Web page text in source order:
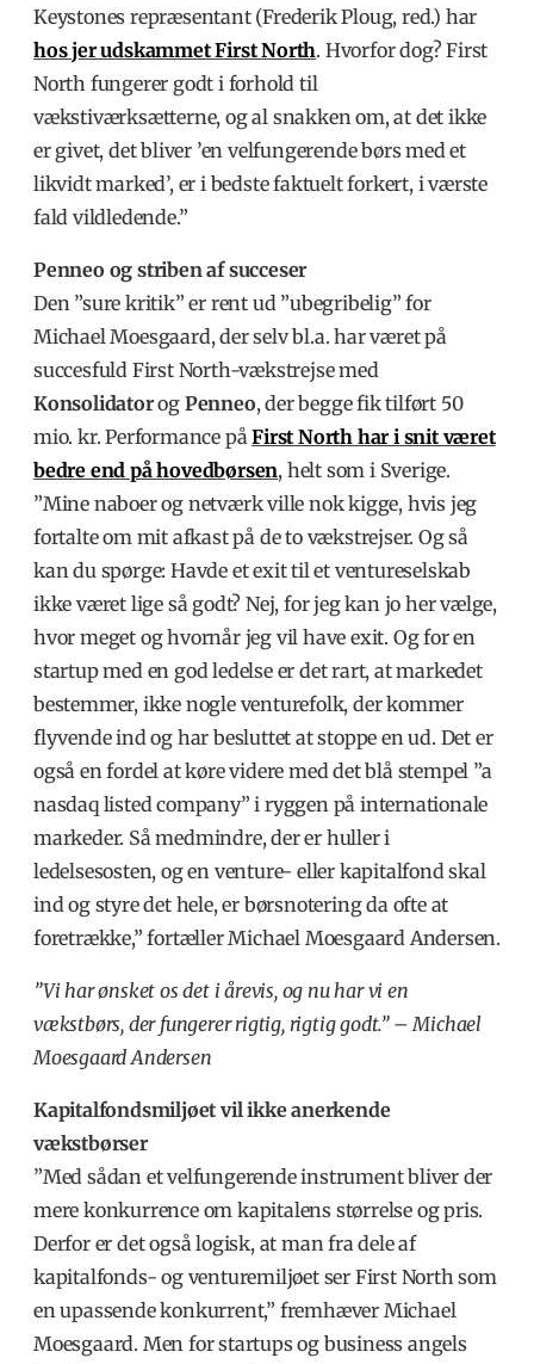
Keystones repræsentant (Frederik Ploug, red.) har
hos jer udskammet First North. Hvorfor dog? First
North fungerer godt i forhold til
vækstiværksætterne, og al snakken om, at det ikke
er givet, det bliver ’en velfungerende børs med et
likvidt marked’, er i bedste faktuelt forkert, i værste
fald vildledende.”
Penneo og striben af succeser
Den ”sure kritik” er rent ud ”ubegribelig” for
Michael Moesgaard, der selv bl.a. har været på
succesfuld First North-vækstrejse med
Konsolidatorog Penneo, der begge fik tilført 50
mio. kr. Performance påFirst North har i snit været
bedre end på hovedbørsen, helt som i Sverige.
”Mine naboer og netværk ville nok kigge, hvis jeg
fortalte om mit afkast på de to vækstrejser. Og så
kan du spørge: Havde et exit til et ventureselskab
ikke været lige så godt? Nej, for jeg kan jo her vælge,
hvor meget og hvornår jeg vil have exit. Og for en
startup med en god ledelse er det rart, at markedet
bestemmer, ikke nogle venturefolk, der kommer
flyvende ind og har besluttet at stoppe en ud. Det er
også en fordel at køre videre med det blå stempel ”a
nasdaq listed company” i ryggen på internationale
markeder. Så medmindre, der er huller i
ledelsesosten, og en venture- eller kapitalfond skal
ind og styre det hele, er børsnotering da ofte at
foretrække,” fortæller Michael Moesgaard Andersen.
”Vi har ønsket os det i årevis, og nu har vi en
vækstbørs, der fungerer rigtig, rigtig godt.” –Michael
Moesgaard Andersen
Kapitalfondsmiljøet vil ikke anerkende
vækstbørser
”Med sådan et velfungerende instrument bliver der
mere konkurrence om kapitalens størrelse og pris.
Derfor er det også logisk, at man fra dele af
kapitalfonds- og venturemiljøet ser First North som
en upassende konkurrent,” fremhæver Michael
Moesgaard. Men for startups og business angels